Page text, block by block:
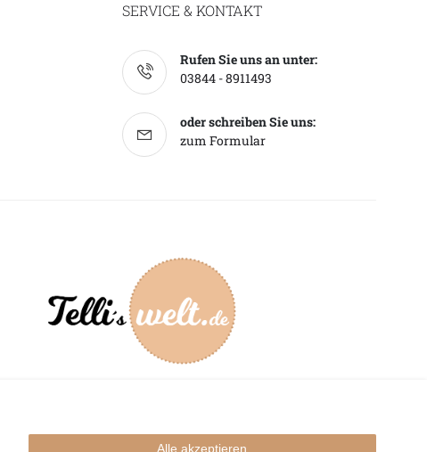
SERVICE & KONTAKT
Rufen Sie uns an unter:
03844 - 8911493
oder schreiben Sie uns:
zum Formular
Impressum
Alle akzeptieren